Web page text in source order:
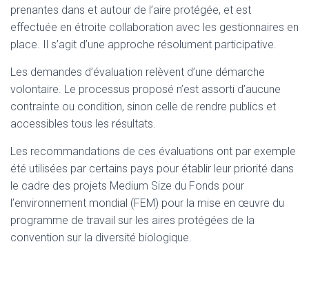
prenantes dans et autour de l’aire protégée, et est
effectuée en étroite collaboration avec les gestionnaires en
place. Il s’agit d’une approche résolument participative.
Les demandes d’évaluation relèvent d’une démarche
volontaire. Le processus proposé n’est assorti d’aucune
contrainte ou condition, sinon celle de rendre publics et
accessibles tous les résultats.
Les recommandations de ces évaluations ont par exemple
été utilisées par certains pays pour établir leur priorité dans
le cadre des projets Medium Size du Fonds pour
l’environnement mondial (FEM) pour la mise en œuvre du
programme de travail sur les aires protégées de la
convention sur la diversité biologique.